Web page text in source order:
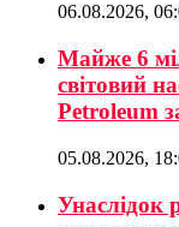
06.08.2026,
Майже 6
світовий
Petroleum
05.08.2026,
Унаслідок